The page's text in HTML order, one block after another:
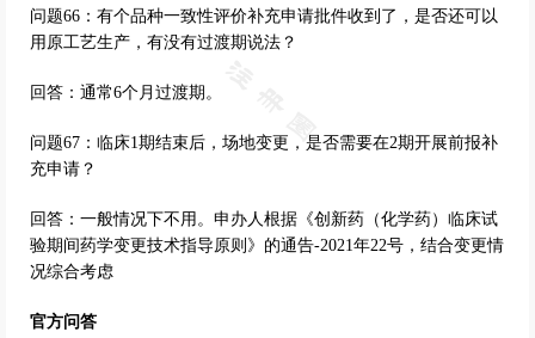
问题66：有个品种一致性评价补充申请批件收到了，是否还可以
用原工艺生产，有没有过渡期说法？
回答：通常6个月过渡期。
问题67：临床1期结束后，场地变更，是否需要在2期开展前报补
充申请？
回答：一般情况下不用。申办人根据《创新药（化学药）临床试
验期间药学变更技术指导原则》的通告-2021年22号，结合变更情
况综合考虑
官方问答